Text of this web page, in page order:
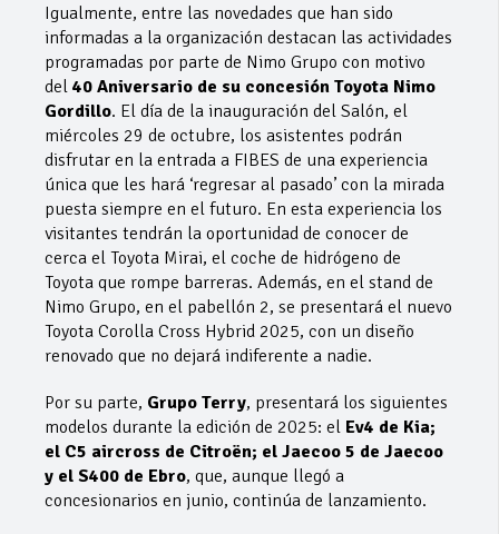
Igualmente, entre las novedades que han sido
informadas a la organización destacan las actividades
programadas por parte de Nimo Grupo con motivo
del 40 Aniversario de su concesión Toyota Nimo
Gordillo. El día de la inauguración del Salón, el
miércoles 29 de octubre, los asistentes podrán
disfrutar en la entrada a FIBES de una experiencia
única que les hará ‘regresar al pasado’ con la mirada
puesta siempre en el futuro. En esta experiencia los
visitantes tendrán la oportunidad de conocer de
cerca el Toyota Mirai, el coche de hidrógeno de
Toyota que rompe barreras. Además, en el stand de
Nimo Grupo, en el pabellón 2, se presentará el nuevo
Toyota Corolla Cross Hybrid 2025, con un diseño
renovado que no dejará indiferente a nadie.
Por su parte, Grupo Terry, presentará los siguientes
modelos durante la edición de 2025: el Ev4 de Kia;
el C5 aircross de Citroën; el Jaecoo 5 de Jaecoo
y el S400 de Ebro, que, aunque llegó a
concesionarios en junio, continúa de lanzamiento.